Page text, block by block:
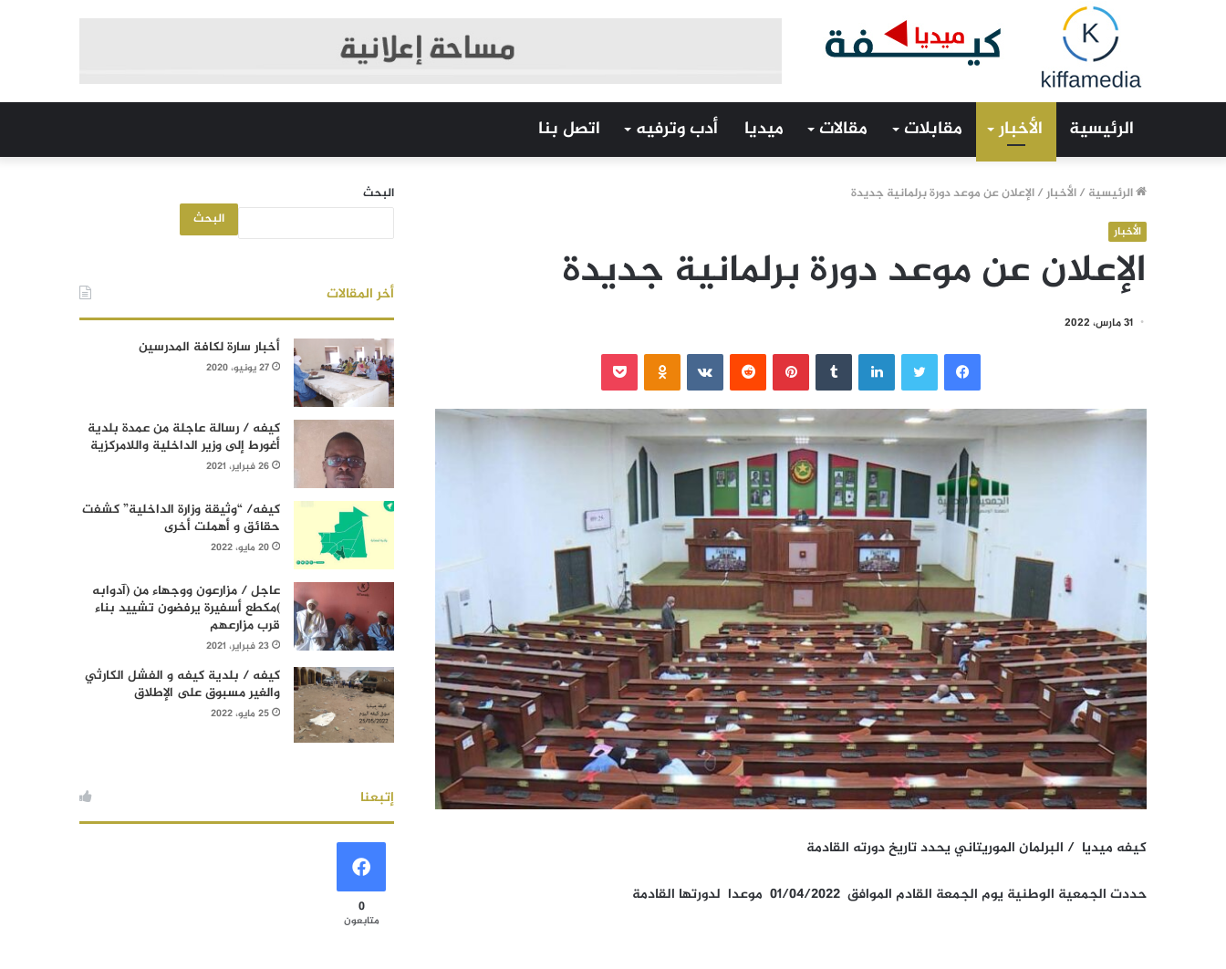
الرئيسية الأخبار مقابلات مقالات ميديا أدب وترفيه اتصل بنا
الرئيسية /الأخبار/الإعلان عن موعد دورة برلمانية جديدة
الأخبار
الإعلان عن موعد دورة برلمانية جديدة
31 مارس، 2022
فيسبوك لينكدإن بينتيريست
كيفه ميديا / البرلمان الموريتاني يحدد تاريخ دورته القادمة
حددت الجمعية الوطنية يوم الجمعة القادم الموافق 01/04/2022 موعدا لدورتها القادمة
البحث
البحث
أخر المقالات
أخبار سارة لكافة المدرسين
27 يونيو، 2020
كيفه / رسالة عاجلة من عمدة بلدية
أغورط إلى وزير الداخلية واللامركزية
26 فبراير، 2021
كيفه/ “وثيقة وزارة الداخلية” كشفت
حقائق و أهملت أخرى
20 مايو، 2022
عاجل / مزارعون ووجهاء من (آدوابه
)مكطع أسفيرة يرفضون تشييد بناء
قرب مزارعهم
23 فبراير، 2021
كيفه / بلدية كيفه و الفشل الكارثي
والغير مسبوق على الإطلاق
25 مايو، 2022
إتبعنا
0
متابعون